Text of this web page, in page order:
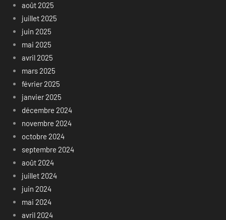
août 2025
juillet 2025
juin 2025
mai 2025
avril 2025
mars 2025
février 2025
janvier 2025
décembre 2024
novembre 2024
octobre 2024
septembre 2024
août 2024
juillet 2024
juin 2024
mai 2024
avril 2024